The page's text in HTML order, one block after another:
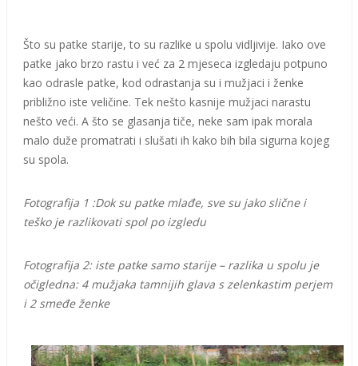
Što su patke starije, to su razlike u spolu vidljivije. Iako ove
patke jako brzo rastu i već za 2 mjeseca izgledaju potpuno
kao odrasle patke, kod odrastanja su i mužjaci i ženke
približno iste veličine. Tek nešto kasnije mužjaci narastu
nešto veći. A što se glasanja tiče, neke sam ipak morala
malo duže promatrati i slušati ih kako bih bila sigurna kojeg
su spola.
Fotografija 1 :Dok su patke mlađe, sve su jako slične i
teško je razlikovati spol po izgledu
Fotografija 2: iste patke samo starije – razlika u spolu je
očigledna: 4 mužjaka tamnijih glava s zelenkastim perjem
i 2 smeđe ženke